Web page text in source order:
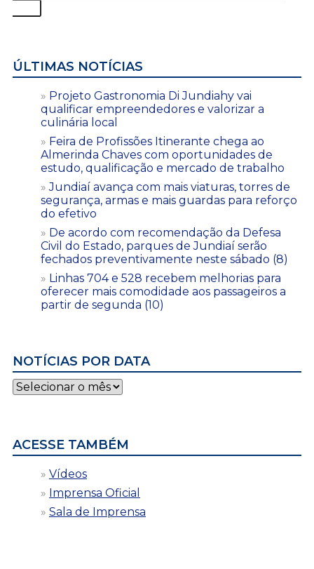
ÚLTIMAS NOTÍCIAS
Projeto Gastronomia Di Jundiahy vai
qualificar empreendedores e valorizar a
culinária local
Feira de Profissões Itinerante chega ao
Almerinda Chaves com oportunidades de
estudo, qualificação e mercado de trabalho
Jundiaí avança com mais viaturas, torres de
segurança, armas e mais guardas para reforço
do efetivo
De acordo com recomendação da Defesa
Civil do Estado, parques de Jundiaí serão
fechados preventivamente neste sábado (8)
Linhas 704 e 528 recebem melhorias para
oferecer mais comodidade aos passageiros a
partir de segunda (10)
NOTÍCIAS POR DATA
Notícias
por
ACESSE TAMBÉM
Vídeos
Imprensa Oficial
Sala de Imprensa